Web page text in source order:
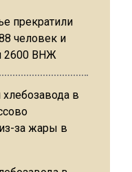
прекратили
человек и
2600 ВНЖ